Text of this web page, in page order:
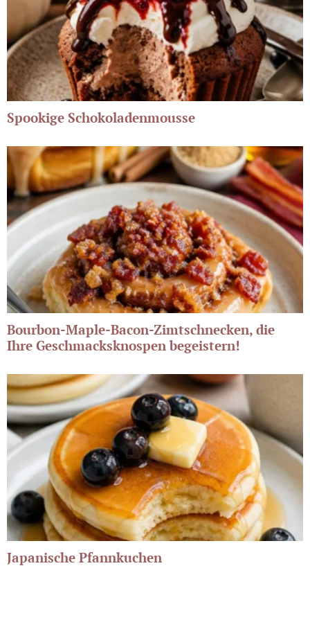
Spookige Schokoladenmousse
Bourbon-Maple-Bacon-Zimtschnecken, die
Ihre Geschmacksknospen begeistern!
Japanische Pfannkuchen